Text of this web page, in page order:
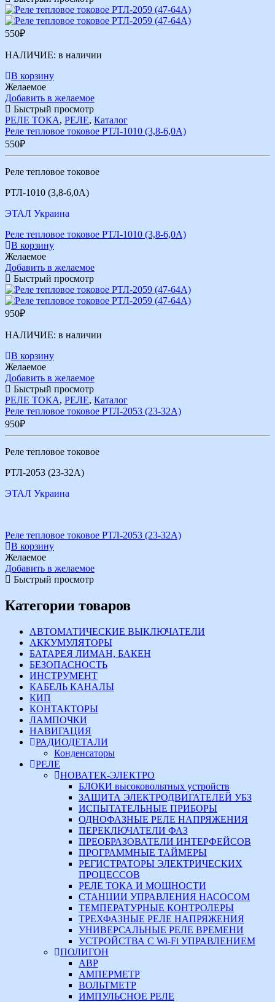
550₽
НАЛИЧИЕ: в наличии
В корзину
Желаемое
Добавить в желаемое
Быстрый просмотр
РЕЛЕ ТОКА, РЕЛЕ, Каталог
Реле тепловое токовое РТЛ-1010 (3,8-6,0А)
550₽
Реле тепловое токовое
РТЛ-1010 (3,8-6,0А)
ЭТАЛ Украина
Реле тепловое токовое РТЛ-1010 (3,8-6,0А)
В корзину
Желаемое
Добавить в желаемое
Быстрый просмотр
950₽
НАЛИЧИЕ: в наличии
В корзину
Желаемое
Добавить в желаемое
Быстрый просмотр
РЕЛЕ ТОКА, РЕЛЕ, Каталог
Реле тепловое токовое РТЛ-2053 (23-32А)
950₽
Реле тепловое токовое
РТЛ-2053 (23-32А)
ЭТАЛ Украина
Реле тепловое токовое РТЛ-2053 (23-32А)
В корзину
Желаемое
Добавить в желаемое
Быстрый просмотр
Категории товаров
АВТОМАТИЧЕСКИЕ ВЫКЛЮЧАТЕЛИ
АККУМУЛЯТОРЫ
БАТАРЕЯ ЛИМАН, БАКЕН
БЕЗОПАСНОСТЬ
ИНСТРУМЕНТ
КАБЕЛЬ КАНАЛЫ
КИП
КОНТАКТОРЫ
ЛАМПОЧКИ
НАВИГАЦИЯ
РАДИОДЕТАЛИ
Конденсаторы
РЕЛЕ
НОВАТЕК-ЭЛЕКТРО
БЛОКИ высоковольтных устройств
ЗАЩИТА ЭЛЕКТРОДВИГАТЕЛЕЙ УБЗ
ИСПЫТАТЕЛЬНЫЕ ПРИБОРЫ
ОДНОФАЗНЫЕ РЕЛЕ НАПРЯЖЕНИЯ
ПЕРЕКЛЮЧАТЕЛИ ФАЗ
ПРЕОБРАЗОВАТЕЛИ ИНТЕРФЕЙСОВ
ПРОГРАММНЫЕ ТАЙМЕРЫ
РЕГИСТРАТОРЫ ЭЛЕКТРИЧЕСКИХ
ПРОЦЕССОВ
РЕЛЕ ТОКА И МОЩНОСТИ
СТАНЦИИ УПРАВЛЕНИЯ НАСОСОМ
ТЕМПЕРАТУРНЫЕ КОНТРОЛЕРЫ
ТРЕХФАЗНЫЕ РЕЛЕ НАПРЯЖЕНИЯ
УНИВЕРСАЛЬНЫЕ РЕЛЕ ВРЕМЕНИ
УСТРОЙСТВА С Wi-Fi УПРАВЛЕНИЕМ
ПОЛИГОН
АВР
АМПЕРМЕТР
ВОЛЬТМЕТР
ИМПУЛЬСНОЕ РЕЛЕ